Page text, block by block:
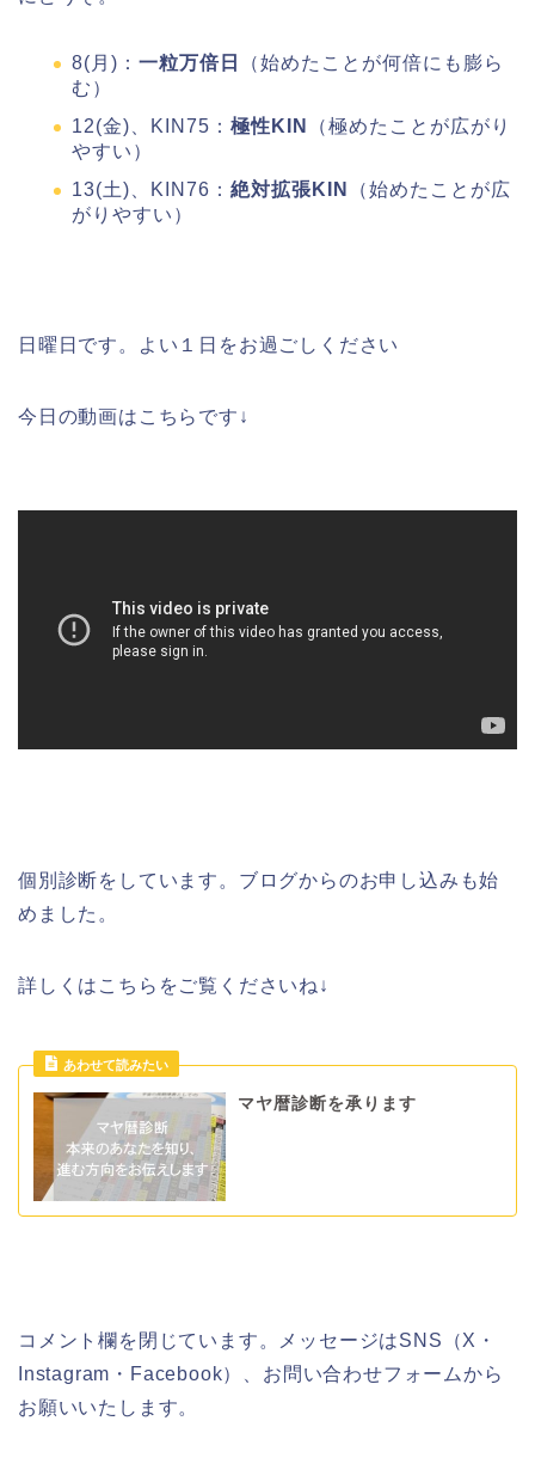
8(月)： 一粒万倍日
（始めたことが何倍にも膨ら
む）
12(金)、KIN75： 極性KIN
（極めたことが広がり
やすい）
13(土)、KIN76： 絶対拡張KIN
（始めたことが広
がりやすい）
日曜日です。よい１日をお過ごしください
今日の動画はこちらです↓
個別診断をしています。ブログからのお申し込みも始
めました。
詳しくはこちらをご覧くださいね↓
マヤ暦診断を承ります
コメント欄を閉じています。メッセージはSNS（X・
Instagram・Facebook）、お問い合わせフォームから
お願いいたします。